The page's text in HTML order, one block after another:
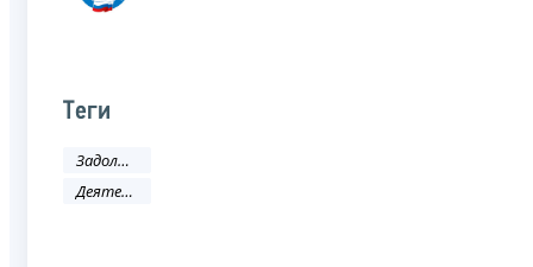
Теги
Задолженность и банкротство
Деятельность ФНС